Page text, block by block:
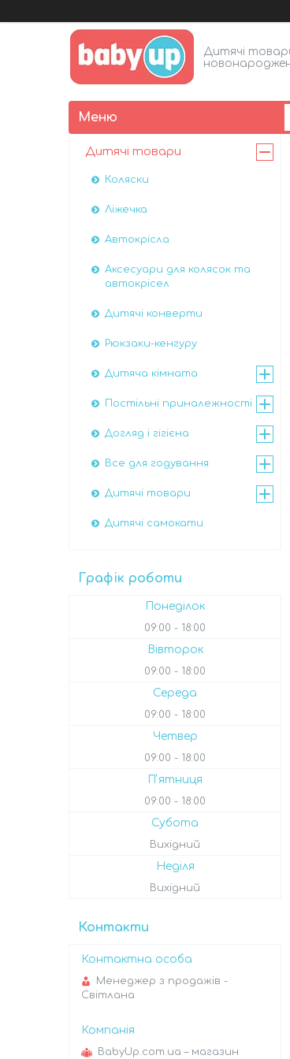
Дитячі
Дитячі товари
Коляски
Ліжечка
Автокрісла
Аксесуари для колясок та
автокрісел
Дитячі конверти
Рюкзаки-кенгуру
Дитяча кімната
Постільні приналежності
Догляд і гігієна
Все для годування
Дитячі товари
Дитячі самокати
Графік роботи
Понеділок
09:00 18:00
Вівторок
09:00 18:00
Середа
09:00 18:00
Четвер
09:00 18:00
Пʼятниця
09:00 18:00
Субота
Вихідний
Неділя
Вихідний
Контакти
Менеджер з продажів -
Світлана
BabyUp.com.ua – магазин